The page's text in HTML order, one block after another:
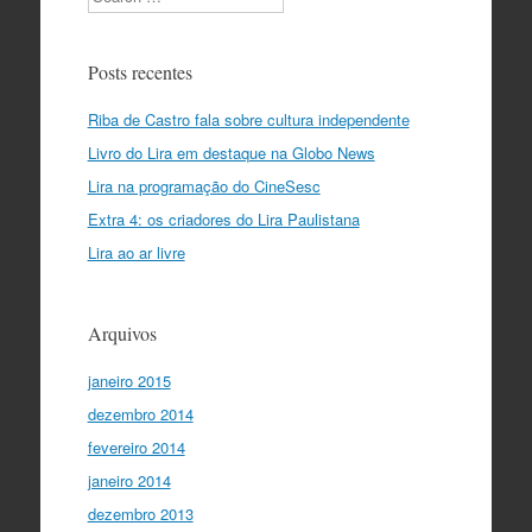
Posts recentes
Riba de Castro fala sobre cultura independente
Livro do Lira em destaque na Globo News
Lira na programação do CineSesc
Extra 4: os criadores do Lira Paulistana
Lira ao ar livre
Arquivos
janeiro 2015
dezembro 2014
fevereiro 2014
janeiro 2014
dezembro 2013